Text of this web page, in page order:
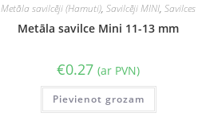
Metāla savilcēji (Hamuti),Savilcēji MINI,Savilces
Metāla savilce Mini 11-13 mm
€0.27 (ar PVN)
Pievienot grozam